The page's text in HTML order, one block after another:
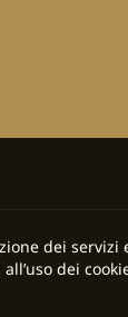
dei
dei